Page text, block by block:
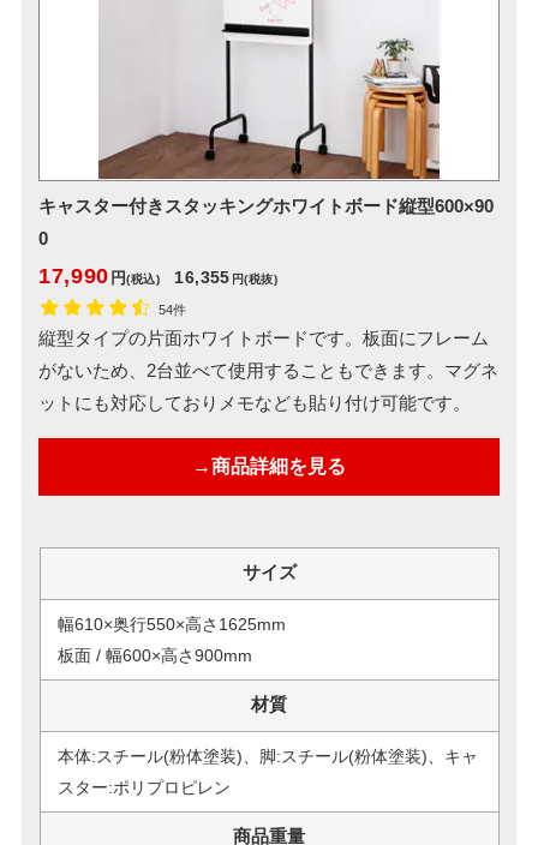
キャスター付きスタッキングホワイトボード縦型600×90
0
17,990 円(税込) 16,355 円(税抜)
54件
縦型タイプの片面ホワイトボードです。板面にフレーム
がないため、2台並べて使用することもできます。マグネ
ットにも対応しておりメモなども貼り付け可能です。
→商品詳細を見る
サイズ
幅610×奥行550×高さ1625mm
板面 / 幅600×高さ900mm
材質
本体:スチール(粉体塗装)、脚:スチール(粉体塗装)、キャ
スター:ポリプロピレン
商品重量